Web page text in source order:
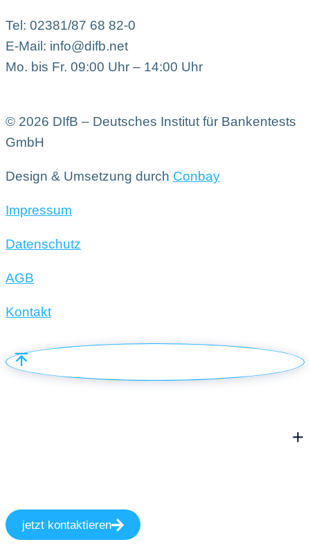
Tel: 02381/87 68 82-0
E-Mail: info@difb.net
Mo. bis Fr. 09:00 Uhr – 14:00 Uhr
© 2026 DIfB – Deutsches Institut für Bankentests
GmbH
Design & Umsetzung durch Conbay
Impressum
Datenschutz
AGB
Kontakt
jetzt kontaktieren